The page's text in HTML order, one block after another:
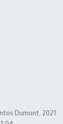
Dumont, 2021